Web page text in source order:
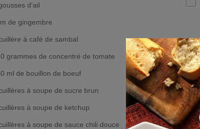
d'ail
de gingembre
à café de sambal
grammes de concentré de tomate
ml de bouillon de boeuf
à soupe de sucre brun
à soupe de ketchup
à soupe de sauce chili douce